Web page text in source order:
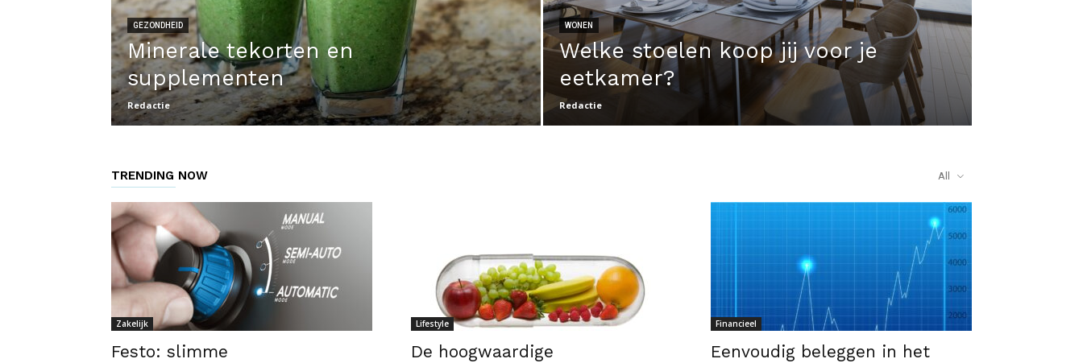
GEZONDHEID
Minerale tekorten en
supplementen
Redactie
WONEN
Welke stoelen koop jij voor je
eetkamer?
Redactie
TRENDING NOW All
Zakelijk
Festo: slimme
Lifestyle
De hoogwaardige
Financieel
Eenvoudig beleggen in het